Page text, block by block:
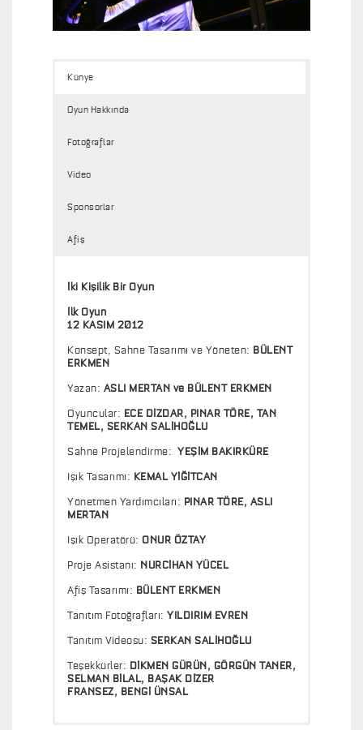
K
Künye
Oyun Hakkında
Fotoğraflar
Video
Sponsorlar
Afiş
İki Kişilik Bir Oyun
İlk Oyun
12 KASIM 2012
Konsept, Sahne Tasarımı ve Yöneten: BÜLENT
ERKMEN
Yazan: ASLI MERTAN ve BÜLENT ERKMEN
Oyuncular: ECE DİZDAR, PINAR TÖRE, TAN
TEMEL, SERKAN SALİHOĞLU
Sahne Projelendirme: YEŞİM BAKIRKÜRE
Işık Tasarımı: KEMAL YİĞİTCAN
Yönetmen Yardımcıları: PINAR TÖRE, ASLI
MERTAN
Işık Operatörü: ONUR ÖZTAY
Proje Asistanı: NURCİHAN YÜCEL
Afiş Tasarımı: BÜLENT ERKMEN
Tanıtım Fotoğrafları: YILDIRIM EVREN
Tanıtım Videosu: SERKAN SALİHOĞLU
Teşekkürler: DİKMEN GÜRÜN, GÖRGÜN TANER,
SELMAN BİLAL, BAŞAK DİZER
FRANSEZ, BENGİ ÜNSAL